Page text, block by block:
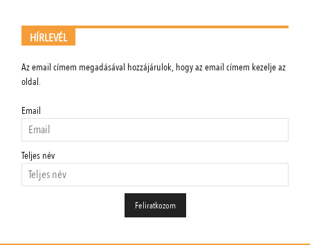
HÍRLEVÉL
Az email címem megadásával hozzájárulok, hogy az email címem kezelje az
oldal.
Email
Teljes név